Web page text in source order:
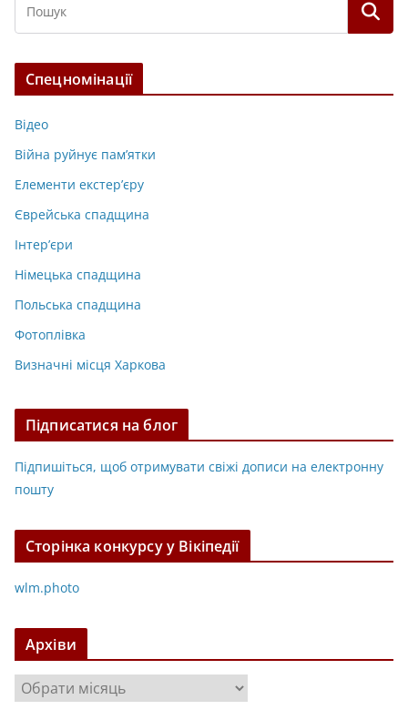
Спецномінації
Відео
Війна руйнує пам’ятки
Елементи екстер’єру
Єврейська спадщина
Інтер’єри
Німецька спадщина
Польська спадщина
Фотоплівка
Визначні місця Харкова
Підписатися на блог
Підпишіться, щоб отримувати свіжі дописи на електронну
пошту
Сторінка конкурсу у Вікіпедії
wlm.photo
Архіви
р